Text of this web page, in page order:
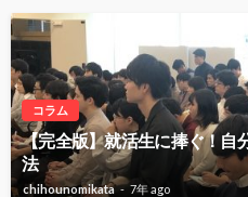
コラム
【完全版】就活生に捧ぐ！自
法
chihounomikata 7年 ago